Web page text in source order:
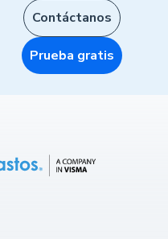
Contáctanos
Prueba gratis